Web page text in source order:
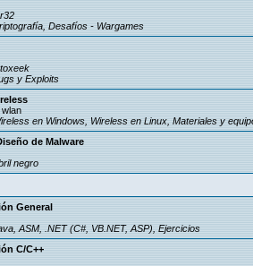
r32
Desafíos - Wargames
toxeek
y Exploits
wlan
en Windows Wireless en Linux Materiales y
de Malware
negro
General
ASM .NET (C#, VB.NET, ASP) Ejercicios
C/C++